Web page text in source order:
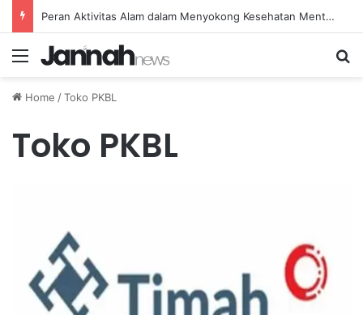
Peran Aktivitas Alam dalam Menyokong Kesehatan Mental dan Menenangkan Pikiran di Masa Sulit
Menu
Home /Toko PKBL
Toko PKBL